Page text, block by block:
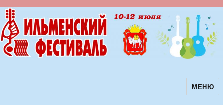
Ильменский фестиваль авторскойМЕНЮ